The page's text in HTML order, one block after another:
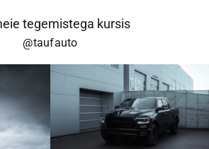
tegemistega kursis
@taufauto